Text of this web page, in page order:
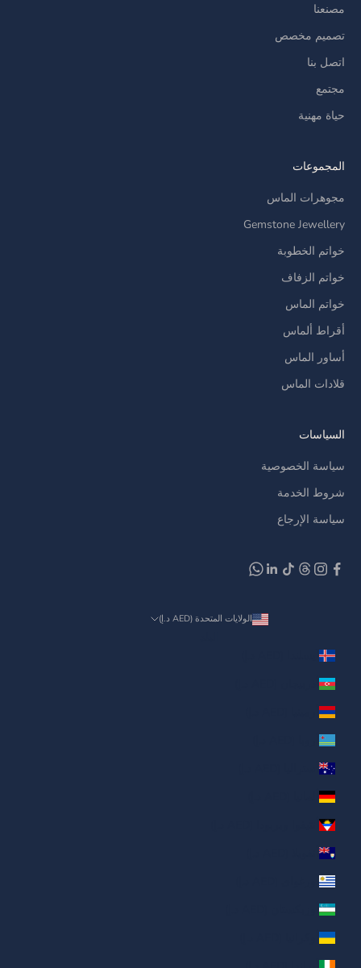
مصنعنا
تصميم مخصص
اتصل بنا
مجتمع
حياة مهنية
المجموعات
مجوهرات الماس
Gemstone Jewellery
خواتم الخطوبة
خواتم الزفاف
خواتم الماس
أقراط ألماس
أساور الماس
قلادات الماس
السياسات
سياسة الخصوصية
شروط الخدمة
سياسة الإرجاع
الولايات المتحدة (AED د.إ)